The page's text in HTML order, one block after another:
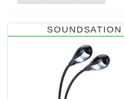
SOUNDSATION